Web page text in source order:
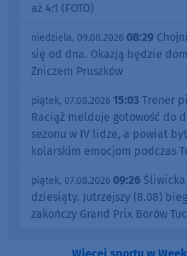
aż 4:1 (FOTO)
niedziela, 09.08.2026 08:29
się od dna. Okazją będzie
Zniczem Pruszków
piątek, 07.08.2026 15:03 Trener
Raciąż melduje gotowość do
sezonu w IV lidze, a powiat
kolarskim emocjom podczas
piątek, 07.08.2026 09:26 Śliwicka
dziesiąty. Jutrzejszy (8.08)
zakończy Grand Prix Borów
Więcej sportu w